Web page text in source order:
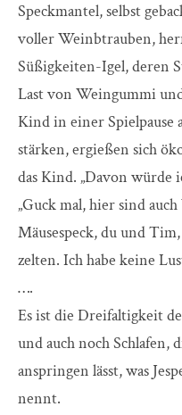
Speckmantel, selbst
voller Weinbtrauben,
Süßigkeiten-Igel, deren
Last von Weingummi
Kind in einer Spielpause
stärken, ergießen sich
das Kind. „Davon würde
„Guck mal, hier sind
Mäusespeck, du und
zelten. Ich habe keine
….
Es ist die Dreifaltigkeit
und auch noch
anspringen lässt, was
nennt.